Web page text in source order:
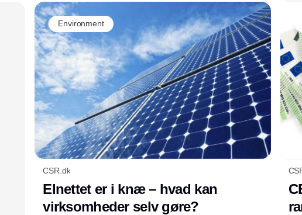
være en god idé at reducere sin afhængighed
af elnettet. For eksempel med solceller og en
batteriløsning, der også vil hjælpe den grønne
omstilling.
Environment
CSR.dk
Elnettet er i knæ – hvad kan
virksomheder selv gøre?